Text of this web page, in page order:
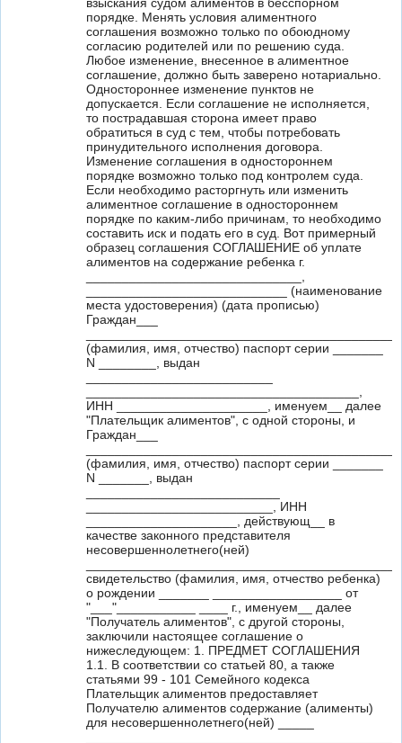
порядке. Менять условия алиментного
соглашения возможно только по обоюдному
согласию родителей или по решению суда.
Любое изменение, внесенное в алиментное
соглашение, должно быть заверено нотариально.
Одностороннее изменение пунктов не
допускается. Если соглашение не исполняется,
то пострадавшая сторона имеет право
обратиться в суд с тем, чтобы потребовать
принудительного исполнения договора.
Изменение соглашения в одностороннем
порядке возможно только под контролем суда.
Если необходимо расторгнуть или изменить
алиментное соглашение в одностороннем
порядке по каким-либо причинам, то необходимо
составить иск и подать его в суд. Вот примерный
образец соглашения СОГЛАШЕНИЕ об уплате
алиментов на содержание ребенка г.
____________________________ (наименование
места удостоверения) (дата прописью)
Граждан___
(фамилия, имя, отчество) паспорт серии _______
N ________, выдан
ИНН _____________________, именуем__ далее
"Плательщик алиментов", с одной стороны, и
Граждан___
(фамилия, имя, отчество) паспорт серии _______
N _______, выдан
__________________________, ИНН
_____________________, действующ__ в
качестве законного представителя
несовершеннолетнего(ней)
свидетельство (фамилия, имя, отчество ребенка)
о рождении _______ __________________ от
"___"___________ ____ г., именуем__ далее
"Получатель алиментов", с другой стороны,
заключили настоящее соглашение о
нижеследующем: 1. ПРЕДМЕТ СОГЛАШЕНИЯ
1.1. В соответствии со статьей 80, а также
статьями 99 - 101 Семейного кодекса
Плательщик алиментов предоставляет
Получателю алиментов содержание (алименты)
для несовершеннолетнего(ней) _____